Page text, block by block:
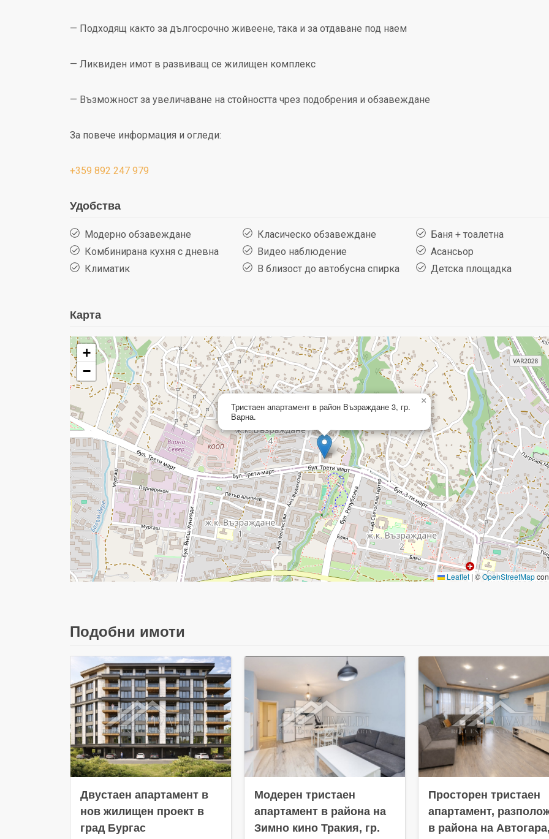
— Подходящ както за дългосрочно живеене, така и за отдаване под наем
— Ликвиден имот в развиващ се жилищен комплекс
— Възможност за увеличаване на стойността чрез подобрения и обзавеждане
За повече информация и огледи:
+359 892 247 979
Удобства
Модерно обзавеждане
Комбинирана кухня с дневна
Климатик
Класическо обзавеждане
Видео наблюдение
В близост до автобусна спирка
Баня + тоалетна
Асансьор
Детска площадка
Карта
Тристаен апартамент в район Възраждане 3, гр.
Варна.
×
+
−
Leaflet | ©OpenStreetMap
Подобни имоти
Двустаен апартамент в
нов жилищен проект в
град Бургас
Модерен тристаен
апартамент в района на
Зимно кино Тракия, гр.
Просторен тристаен
апартамент,
в района на